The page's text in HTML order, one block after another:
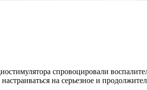
спровоцировали
на серьезное и